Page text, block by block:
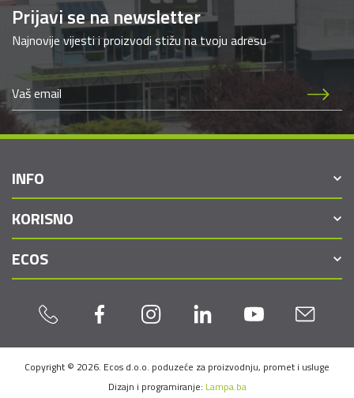
Prijavi se na newsletter
Najnovije vijesti i proizvodi stižu na tvoju adresu
INFO
KORISNO
ECOS
Copyright © 2026. Ecos d.o.o. poduzeće za proizvodnju, promet i usluge
Dizajn i programiranje: Lampa.ba